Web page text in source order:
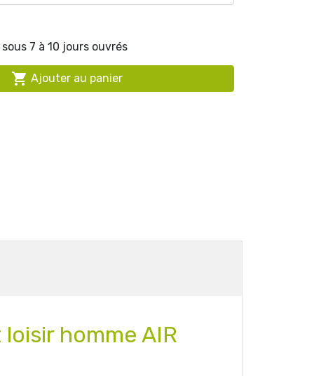
7 à 10 jours ouvrés
 Ajouter au panier
homme AIR